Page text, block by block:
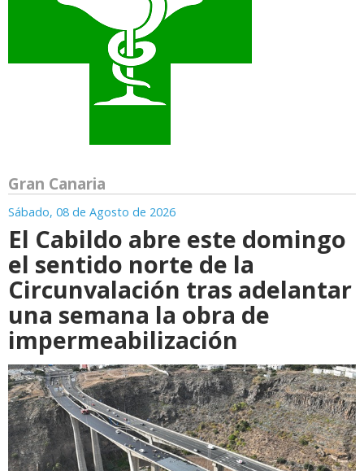
Gran Canaria
Sábado, 08 de Agosto de 2026
El Cabildo abre este domingo
el sentido norte de la
Circunvalación tras adelantar
una semana la obra de
impermeabilización